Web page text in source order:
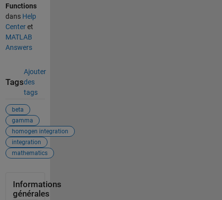
Functions
dans Help
Centeret
MATLAB
Answers
Tags
Ajouter
des
tags
beta
gamma
homogen integration
integration
mathematics
Informations
générales